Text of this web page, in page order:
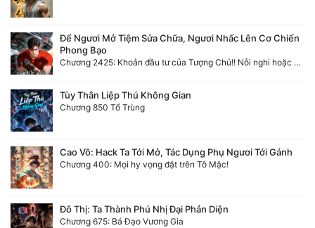
Để Ngươi Mở Tiệm Sửa Chữa, Ngươi Nhấc Lên Cơ Chiến
Phong Bạo
Chương 2425: Khoản đầu tư của Tượng Chủ!! Nỗi nghi hoặc của Tô Bạch!
Tùy Thân Liệp Thú Không Gian
Chương 850 Tổ Trùng
Cao Võ: Hack Ta Tới Mở, Tác Dụng Phụ Ngươi Tới Gánh
Chương 400: Mọi hy vọng đặt trên Tô Mặc!
Đô Thị: Ta Thành Phú Nhị Đại Phản Diện
Chương 675: Bá Đạo Vương Gia